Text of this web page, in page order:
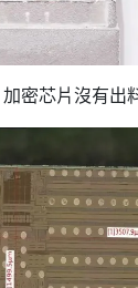
密芯片沒有出